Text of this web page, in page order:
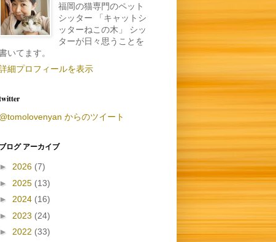
福岡の猫専門のペット
シッター 「キャットシ
ッターねこの木」 シッ
ターが日々思うことを
いてます。
細プロフィールを表示
@tomolovenyan からのツイート
ブログ アーカイブ
► 2026 (7)
► 2025 (13)
► 2024 (16)
► 2023 (24)
► 2022 (33)